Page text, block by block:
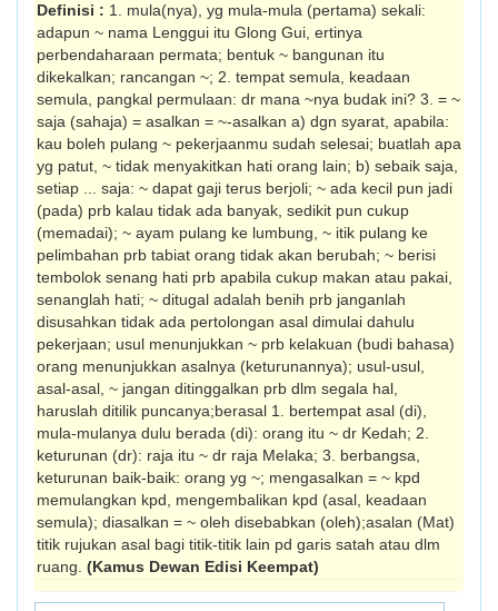
Definisi : 1. mula(nya), yg mula-mula (pertama) sekali:
adapun ~ nama Lenggui itu Glong Gui, ertinya
perbendaharaan permata; bentuk ~ bangunan itu
dikekalkan; rancang­an ~; 2. tempat semula, keadaan
semula, pangkal permulaan: dr mana ~nya budak ini? 3. = ~
saja (sahaja) = asalkan = ~-asalkan a) dgn syarat, apabila:
kau boleh pulang ~ pekerjaanmu sudah selesai; buatlah apa
yg patut, ~ tidak menyakitkan hati orang lain; b) sebaik saja,
setiap ... saja: ~ dapat gaji terus berjoli; ~ ada kecil pun jadi
(pada) prb kalau tidak ada banyak, sedikit pun cukup
(memadai); ~ ayam pulang ke lumbung, ~ itik pulang ke
pelimbahan prb tabiat orang tidak akan berubah; ~ berisi
tembolok senang hati prb apabila cukup makan atau pakai,
senanglah hati; ~ ditugal adalah benih prb janganlah
disusahkan tidak ada pertolongan asal dimulai dahulu
pekerjaan; usul menunjukkan ~ prb kelakuan (budi bahasa)
orang menunjukkan asalnya (keturunannya); usul-usul,
asal-asal, ~ jangan ditinggalkan prb dlm segala hal,
haruslah ditilik puncanya;berasal 1. bertempat asal (di),
mula-mulanya dulu berada (di): orang itu ~ dr Kedah; 2.
keturunan (dr): raja itu ~ dr raja Melaka; 3. berbangsa,
keturunan baik-baik: orang yg ~; mengasalkan = ~ kpd
memulangkan kpd, mengembalikan kpd (asal, keadaan
semula); diasalkan = ~ oleh disebabkan (oleh);asalan (Mat)
titik rujukan asal bagi titik-titik lain pd garis satah atau dlm
ruang. (Kamus Dewan Edisi Keempat)